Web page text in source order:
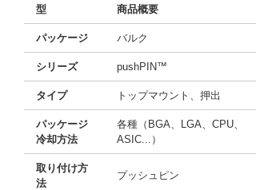
型 商品概要
パッケージ バルク
シリーズ pushPIN™
タイプ トップマウント、押出
パッケージ
冷却方法
各種（BGA、LGA、CPU、
ASIC...）
取り付け方
法
プッシュピン